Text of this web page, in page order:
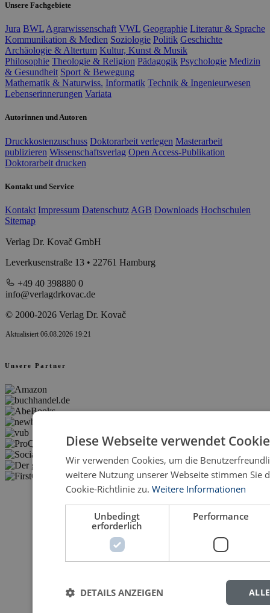
Unsere Fachgebiete
Jura BWL Agrarwissenschaft VWL Geographie Literatur & Sprache
Kommunikation & Medien Soziologie Politik Geschichte
Archäologie & Altertum Kultur, Kunst & Musik
Philosophie Theologie & Religion Pädagogik Psychologie Medizin
& Gesundheit Sport & Bewegung
Mathematik & Naturwiss. Informatik Technik & Ingenieurwesen
Lebenserinnerungen Variata
Autorinnen und Autoren
Druckkostenzuschuss Doktorarbeit verlegen Masterarbeit
publizieren Wissenschaftsverlag Open Access-Publikation
Doktorarbeit drucken
Kontakt und Service
Kontakt Impressum Datenschutz AGB Downloads Hochschulen
Sitemap
Verlag Dr. Kovač GmbH
Leverkusenstraße 13 • 22761 Hamburg
+49 40 398880 0
info@verlagdrkovac.de
© 2000-2026 Verlag Dr. Kovač
Aktualisiert 06.08.2026 19:21
Unsere Partner
Diese Webseite verwendet
Wir verwenden Cookies, um die
weitere Nutzung unserer Webseite stimmen Sie
Cookie-Richtlinie zu. Weitere Informationen
Unbedingt
erforderlich
Performance
DETAILS ANZEIGEN